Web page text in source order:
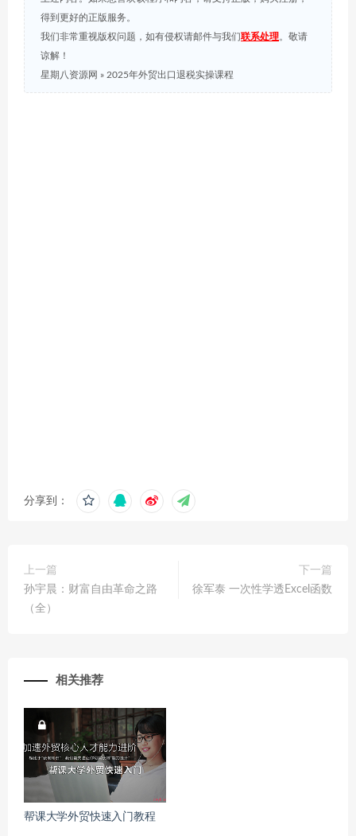
得到更好的正版服务。
我们非常重视版权问题，如有侵权请邮件与我们联系处理。敬请
谅解！
星期八资源网 » 2025年外贸出口退税实操课程
分享到：
上一篇
孙宇晨：财富自由革命之路
（全）
下一篇
徐军泰 一次性学透Excel函数
相关推荐
帮课大学外贸快速入门教程